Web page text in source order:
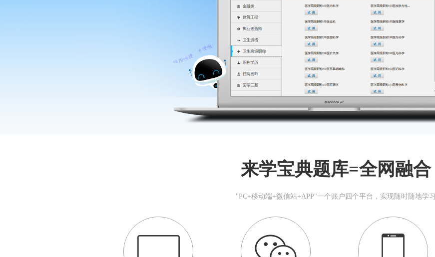
来学宝典题库=全网融合
"PC+移动端+微信站+APP"一个账户四个平台，实现随时随地学习